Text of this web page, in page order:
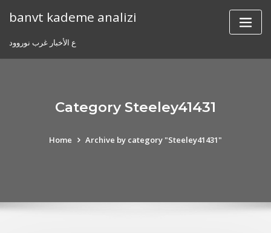
banvt kademe analizi
ع الأخبار غرب نوروود
Category Steeley41431
Home Archive by category "Steeley41431"